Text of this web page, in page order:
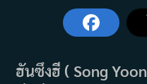
ฮันซึงฮี ( Song